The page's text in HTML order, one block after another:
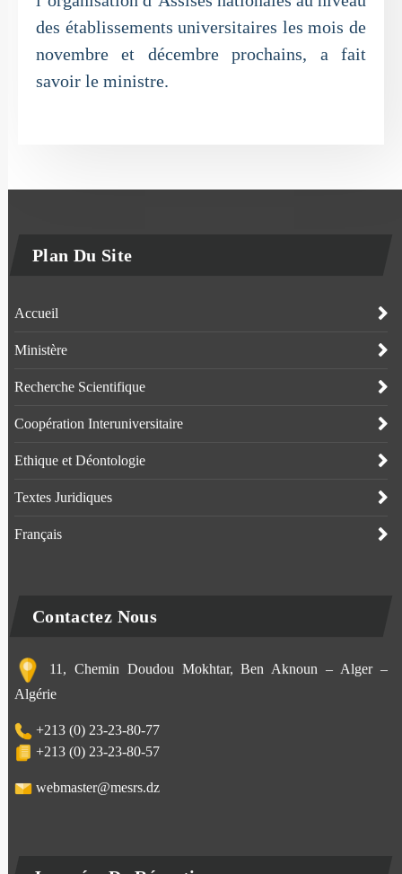
des établissements universitaires les mois de
novembre et décembre prochains, a fait
savoir le ministre.
Plan Du Site
Accueil
Ministère
Recherche Scientifique
Coopération Interuniversitaire
Ethique et Déontologie
Textes Juridiques
Français
Contactez Nous
11, Chemin Doudou Mokhtar, Ben Aknoun – Alger –
Algérie
+213 (0) 23-23-80-77
+213 (0) 23-23-80-57
webmaster@mesrs.dz